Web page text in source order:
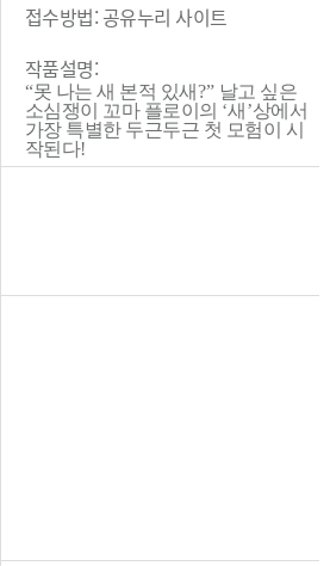
접수방법: 공유누리 사이트
작품설명:
“못 나는 새 본적 있새?” 날고 싶은
소심쟁이 꼬마 플로이의 ‘새 ’상에서
가장 특별한 두근두근 첫 모험이 시
작된다!